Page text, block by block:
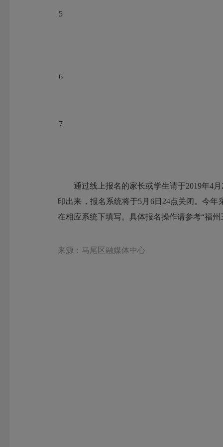
5
6
7
通过线上报名的家长或学生请于2019年4月
印出来，报名系统将于5月6日24点关闭。今
在相应系统下填写。具体报名操作请参考“福
来源：马尾区融媒体中心